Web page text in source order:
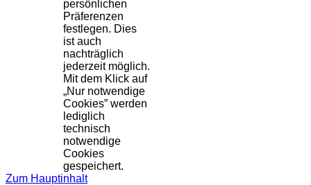
persönlichen
Präferenzen
festlegen. Dies
ist auch
nachträglich
jederzeit möglich.
Mit dem Klick auf
„Nur notwendige
Cookies” werden
lediglich
technisch
notwendige
Cookies
gespeichert.
Zum Hauptinhalt